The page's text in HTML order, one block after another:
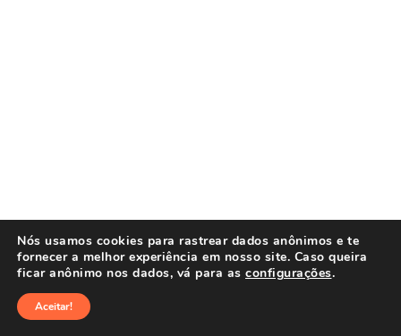
Nós usamos cookies para rastrear dados anônimos e te
fornecer a melhor experiência em nosso site. Caso queira
ficar anônimo nos dados, vá para as configurações.
Aceitar!